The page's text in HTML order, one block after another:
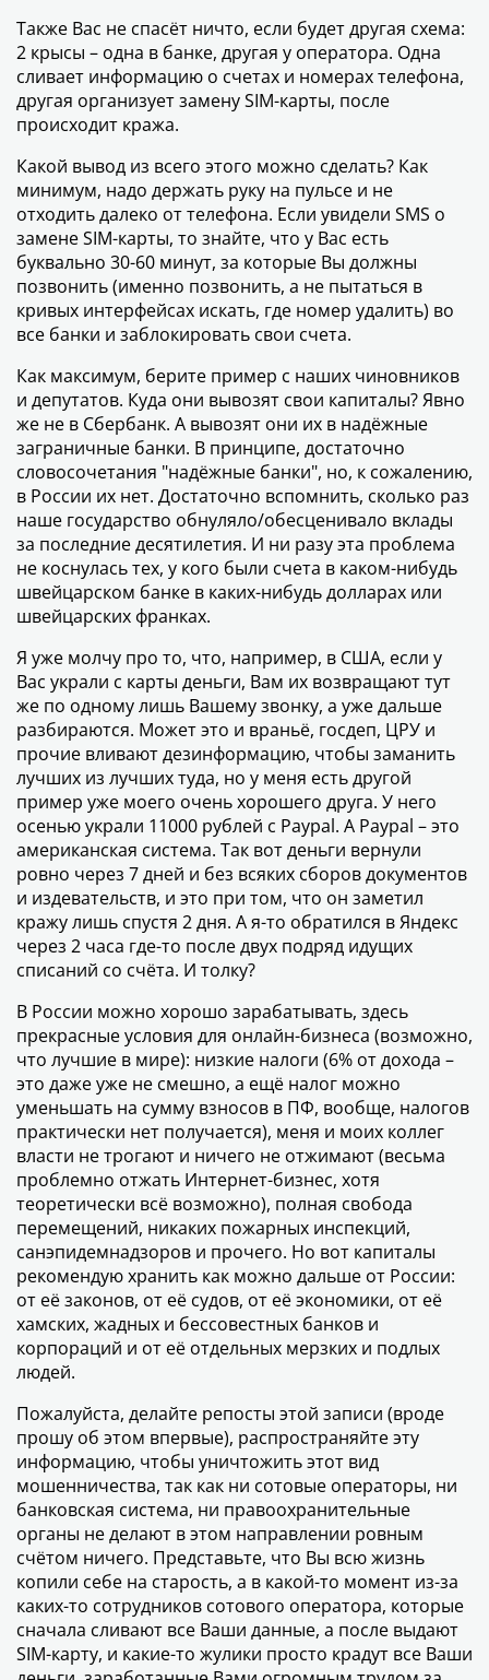
Также Вас не спасёт ничто, если будет другая схема:
2 крысы – одна в банке, другая у оператора. Одна
сливает информацию о счетах и номерах телефона,
другая организует замену SIM-карты, после
происходит кража.
Какой вывод из всего этого можно сделать? Как
минимум, надо держать руку на пульсе и не
отходить далеко от телефона. Если увидели SMS о
замене SIM-карты, то знайте, что у Вас есть
буквально 30-60 минут, за которые Вы должны
позвонить (именно позвонить, а не пытаться в
кривых интерфейсах искать, где номер удалить) во
все банки и заблокировать свои счета.
Как максимум, берите пример с наших чиновников
и депутатов. Куда они вывозят свои капиталы? Явно
же не в Сбербанк. А вывозят они их в надёжные
заграничные банки. В принципе, достаточно
словосочетания "надёжные банки", но, к сожалению,
в России их нет. Достаточно вспомнить, сколько раз
наше государство обнуляло/обесценивало вклады
за последние десятилетия. И ни разу эта проблема
не коснулась тех, у кого были счета в каком-нибудь
швейцарском банке в каких-нибудь долларах или
швейцарских франках.
Я уже молчу про то, что, например, в США, если у
Вас украли с карты деньги, Вам их возвращают тут
же по одному лишь Вашему звонку, а уже дальше
разбираются. Может это и враньё, госдеп, ЦРУ и
прочие вливают дезинформацию, чтобы заманить
лучших из лучших туда, но у меня есть другой
пример уже моего очень хорошего друга. У него
осенью украли 11000 рублей с Paypal. А Paypal – это
американская система. Так вот деньги вернули
ровно через 7 дней и без всяких сборов документов
и издевательств, и это при том, что он заметил
кражу лишь спустя 2 дня. А я-то обратился в Яндекс
через 2 часа где-то после двух подряд идущих
списаний со счёта. И толку?
В России можно хорошо зарабатывать, здесь
прекрасные условия для онлайн-бизнеса (возможно,
что лучшие в мире): низкие налоги (6% от дохода –
это даже уже не смешно, а ещё налог можно
уменьшать на сумму взносов в ПФ, вообще, налогов
практически нет получается), меня и моих коллег
власти не трогают и ничего не отжимают (весьма
проблемно отжать Интернет-бизнес, хотя
теоретически всё возможно), полная свобода
перемещений, никаких пожарных инспекций,
санэпидемнадзоров и прочего. Но вот капиталы
рекомендую хранить как можно дальше от России:
от её законов, от её судов, от её экономики, от её
хамских, жадных и бессовестных банков и
корпораций и от её отдельных мерзких и подлых
людей.
Пожалуйста, делайте репосты этой записи (вроде
прошу об этом впервые), распространяйте эту
информацию, чтобы уничтожить этот вид
мошенничества, так как ни сотовые операторы, ни
банковская система, ни правоохранительные
органы не делают в этом направлении ровным
счётом ничего. Представьте, что Вы всю жизнь
копили себе на старость, а в какой-то момент из-за
каких-то сотрудников сотового оператора, которые
сначала сливают все Ваши данные, а после выдают
SIM-карту, и какие-то жулики просто крадут все Ваши